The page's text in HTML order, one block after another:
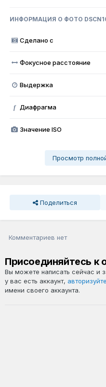
ИНФОРМАЦИЯ О ФОТО
Сделано с
Фокусное расстояние
Выдержка
f Диафрагма
Значение ISO
Просмотр
Поделиться
Комментариев нет
Присоединяйтесь к
Вы можете написать сейчас и
у вас есть аккаунт,
имени своего аккаунта.